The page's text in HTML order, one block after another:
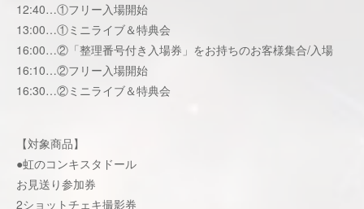
12:40…①フリー入場開始
13:00…①ミニライブ＆特典会
16:00…②「整理番号付き入場券」をお持ちのお客様集合/入場
16:10…②フリー入場開始
16:30…②ミニライブ＆特典会
【対象商品】
●虹のコンキスタドール
お見送り参加券
2ショットチェキ撮影券